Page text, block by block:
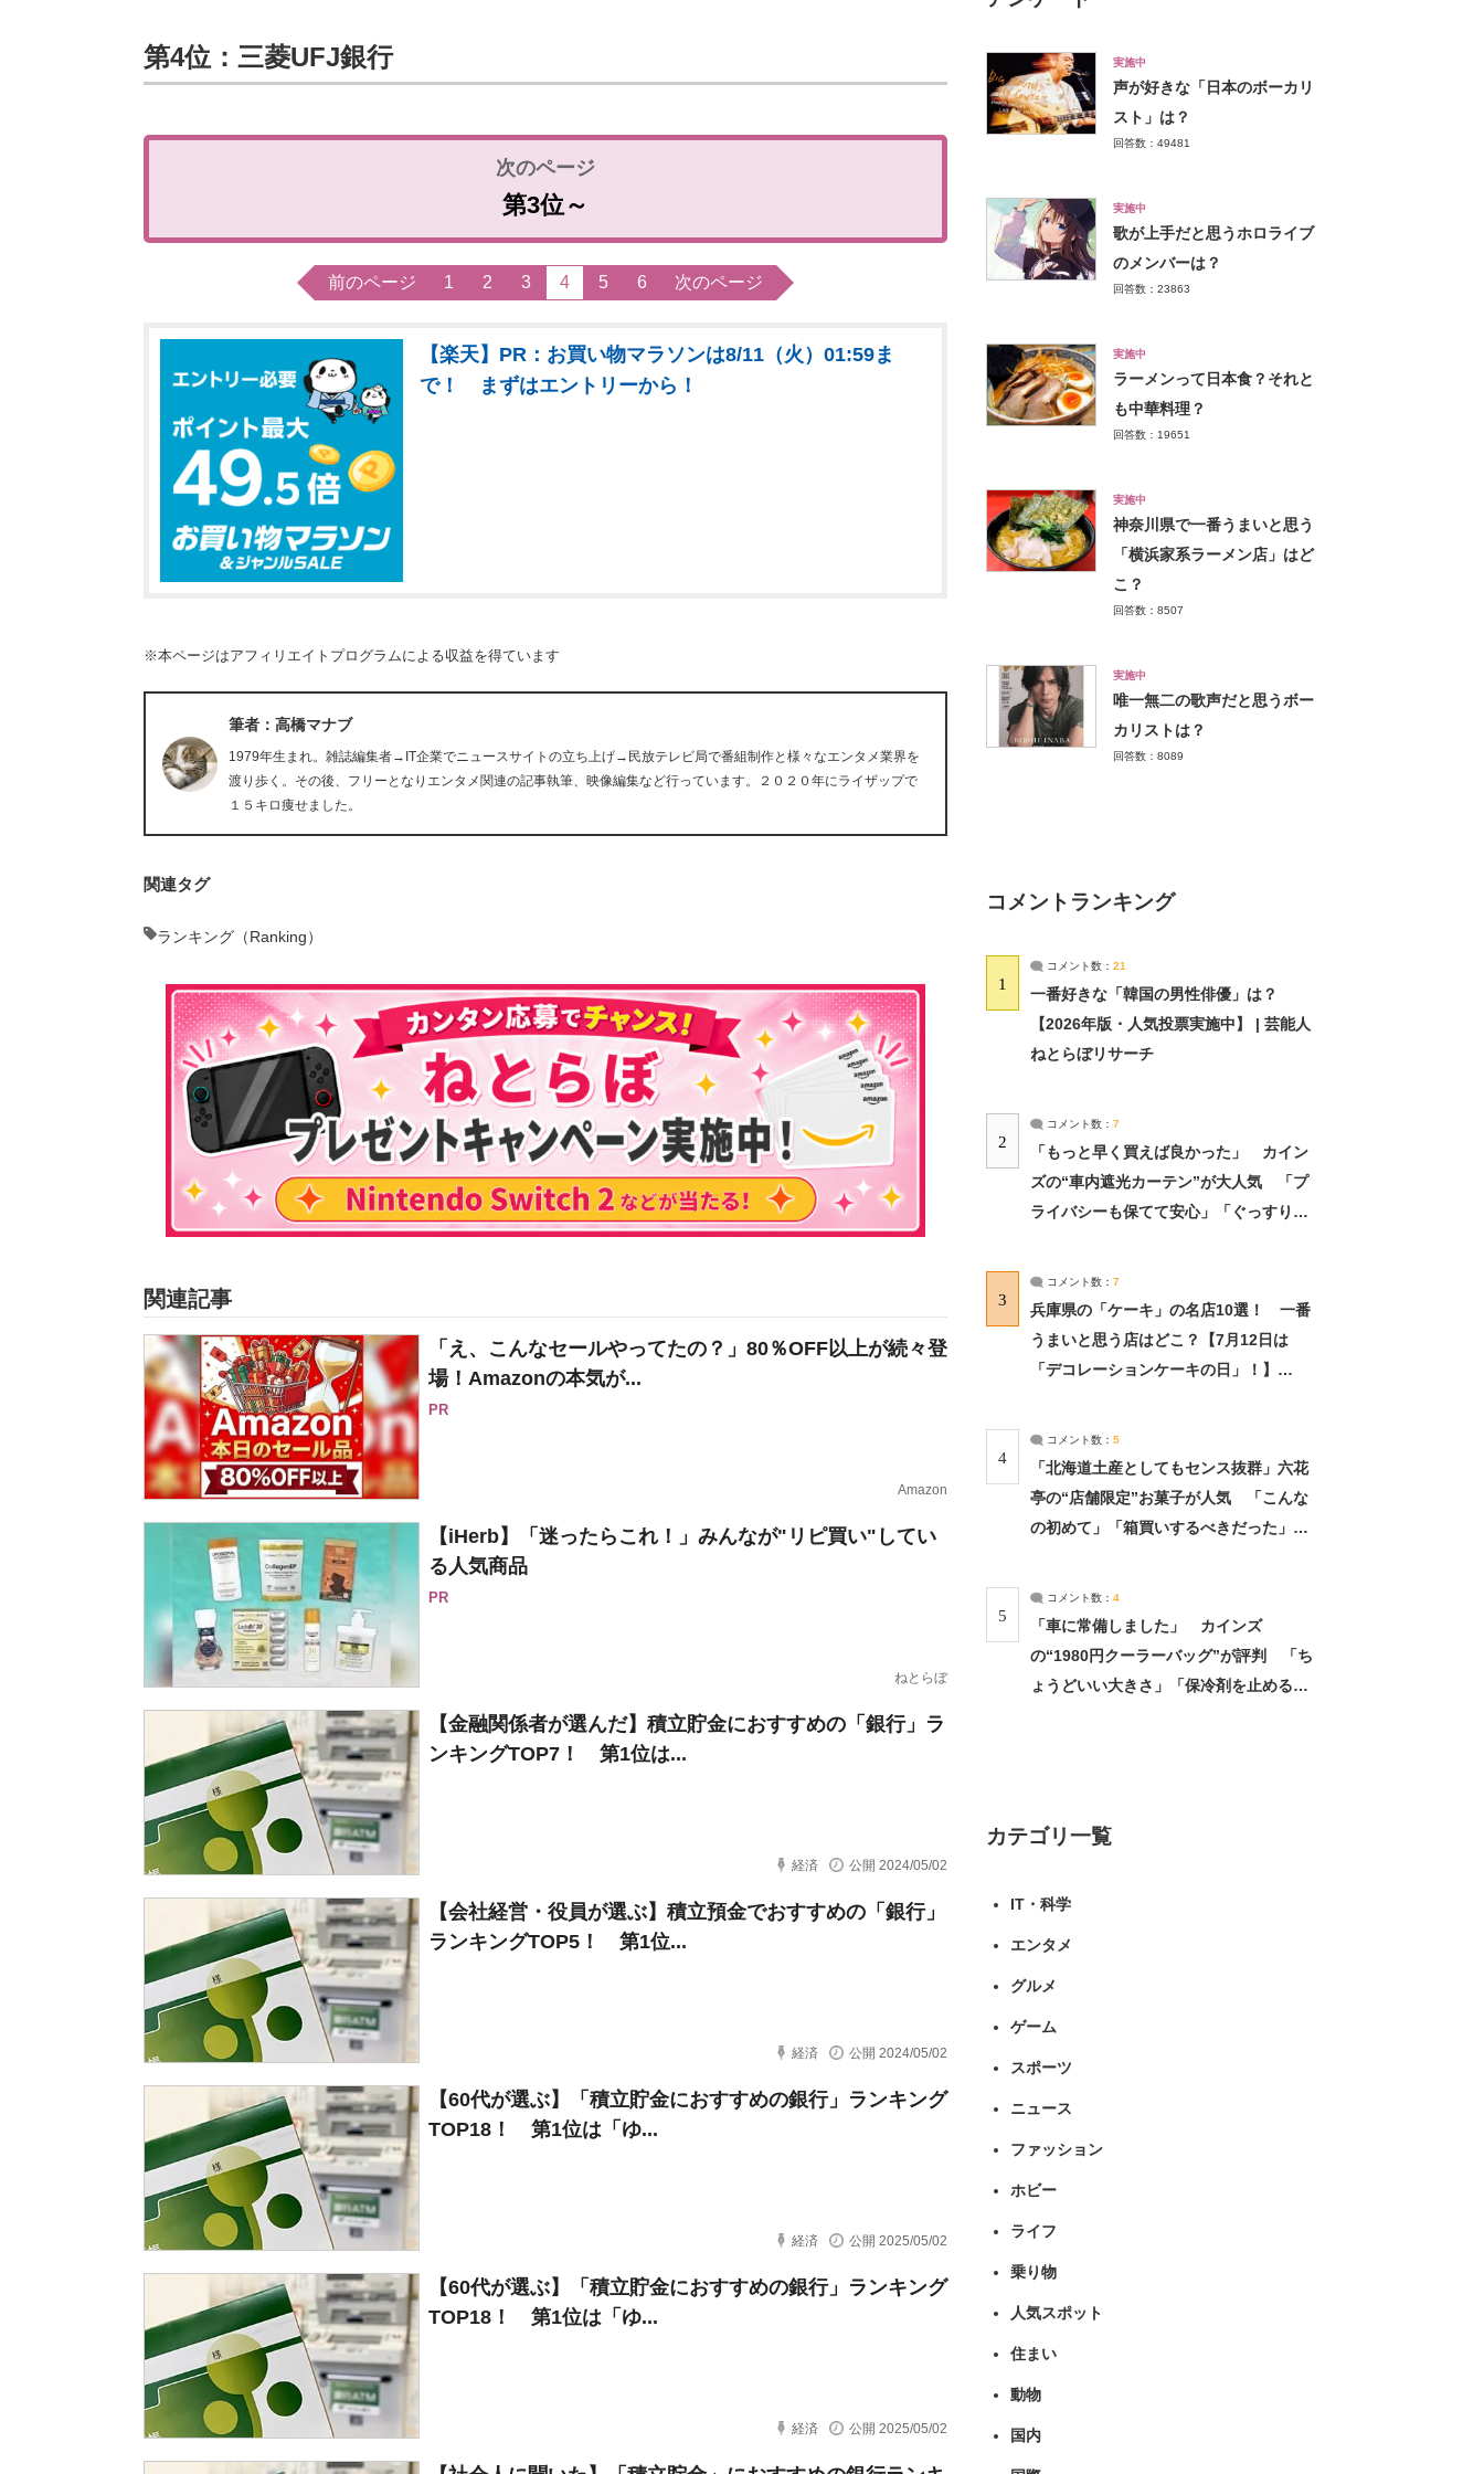
第4位：三菱UFJ銀行
第3位～
前のページ 1 2 3 4 5 6 次のページ
【楽天】PR：お買い物マラソンは8/11（火）01:59ま
で！ まずはエントリーから！
※本ページはアフィリエイトプログラムによる収益を得ています
筆者：高橋マナブ
1979年生まれ。雑誌編集者→IT企業でニュースサイトの立ち上げ→民放テレビ局で番組制作と様々なエンタメ業界を
渡り歩く。その後、フリーとなりエンタメ関連の記事執筆、映像編集など行っています。２０２０年にライザップで
１５キロ痩せました。
関連タグ
ランキング（Ranking）
関連記事
「え、こんなセールやってたの？」80％OFF以上が続々登
場！Amazonの本気が...
PR
Amazon
【iHerb】「迷ったらこれ！」みんなが"リピ買い"してい
る人気商品
PR
ねとらぼ
【金融関係者が選んだ】積立貯金におすすめの「銀行」ラ
ンキングTOP7！ 第1位は...
経済 公開 2024/05/02
【会社経営・役員が選ぶ】積立預金でおすすめの「銀行」
ランキングTOP5！ 第1位...
経済 公開 2024/05/02
【60代が選ぶ】「積立貯金におすすめの銀行」ランキング
TOP18！ 第1位は「ゆ...
経済 公開 2025/05/02
【60代が選ぶ】「積立貯金におすすめの銀行」ランキング
TOP18！ 第1位は「ゆ...
経済 公開 2025/05/02
実施中
声が好きな「日本のボーカリ
スト」は？
回答数：49481
実施中
歌が上手だと思うホロライブ
のメンバーは？
回答数：23863
実施中
ラーメンって日本食？それと
も中華料理？
回答数：19651
実施中
神奈川県で一番うまいと思う
「横浜家系ラーメン店」はど
こ？
回答数：8507
実施中
唯一無二の歌声だと思うボー
カリストは？
回答数：8089
コメントランキング
1
コメント数： 21
一番好きな「韓国の男性俳優」は？
【2026年版・人気投票実施中】 | 芸能人
ねとらぼリサーチ
2
コメント数： 7
「もっと早く買えば良かった」 カイン
ズの“車内遮光カーテン”が大人気 「プ
ライバシーも保てて安心」「ぐっすり眠
3
コメント数： 7
兵庫県の「ケーキ」の名店10選！ 一番
うまいと思う店はどこ？【7月12日は
「デコレーションケーキの日」！】
4
コメント数： 5
「北海道土産としてもセンス抜群」六花
亭の“店舗限定”お菓子が人気 「こんな
の初めて」「箱買いするべきだった」
5
コメント数： 4
「車に常備しました」 カインズ
の“1980円クーラーバッグ”が評判 「ち
ょうどいい大きさ」「保冷剤を止めるベ
カテゴリ一覧
IT・科学
エンタメ
グルメ
ゲーム
スポーツ
ニュース
ファッション
ホビー
ライフ
乗り物
人気スポット
住まい
動物
国内